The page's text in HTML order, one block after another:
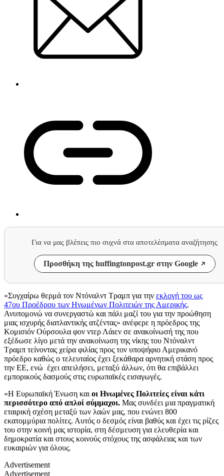
Για να μας βλέπεις πιο συχνά στα αποτελέσματα αναζήτησης
Προσθήκη της huffingtonpost.gr στην Google
«Συγχαίρω θερμά τον Ντόναλντ Τραμπ για την εκλογή του ως
47ου Προέδρου των Ηνωμένων Πολιτειών της Αμερικής.
Ανυπομονώ να συνεργαστώ και πάλι μαζί του για την προώθηση
μιας ισχυρής διατλαντικής ατζέντας» ανέφερε η πρόεδρος της
Κομισιόν Ούρσουλα φον ντερ Λάιεν σε ανακοίνωσή της που
εξέδωσε λίγο μετά την ανακοίνωση της νίκης του Ντόναλντ
Τραμπ τείνοντας χείρα φιλίας προς τον υποψήφιο Αμερικανό
πρόεδρο καθώς ο τελευταίος έχει ξεκάθαρα αρνητική στάση προς
την ΕΕ, ενώ έχει απειλήσει, μεταξύ άλλων, ότι θα επιβάλλει
εμπορικούς δασμούς στις ευρωπαϊκές εισαγωγές.
«Η Ευρωπαϊκή Ένωση και οι Ηνωμένες Πολιτείες είναι κάτι
περισσότερο από απλοί σύμμαχοι. Μας συνδέει μια πραγματική
εταιρική σχέση μεταξύ των λαών μας, που ενώνει 800
εκατομμύρια πολίτες. Αυτός ο δεσμός είναι βαθύς και έχει τις ρίζες
του στην κοινή μας ιστορία, στη δέσμευση για ελευθερία και
δημοκρατία και στους κοινούς στόχους της ασφάλειας και των
ευκαιριών για όλους.
Advertisement
Advertisement